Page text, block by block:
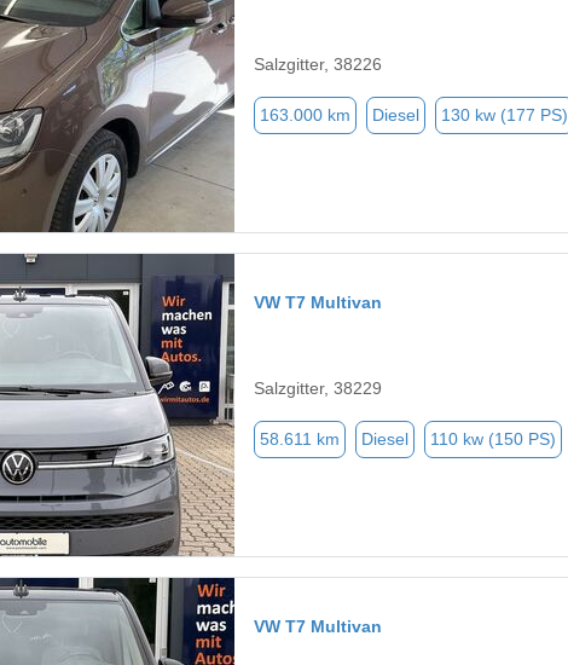
Salzgitter, 38226
163.000 km Diesel 130 kw (177 PS)
VW T7 Multivan
Salzgitter, 38229
58.611 km Diesel 110 kw (150 PS)
VW T7 Multivan